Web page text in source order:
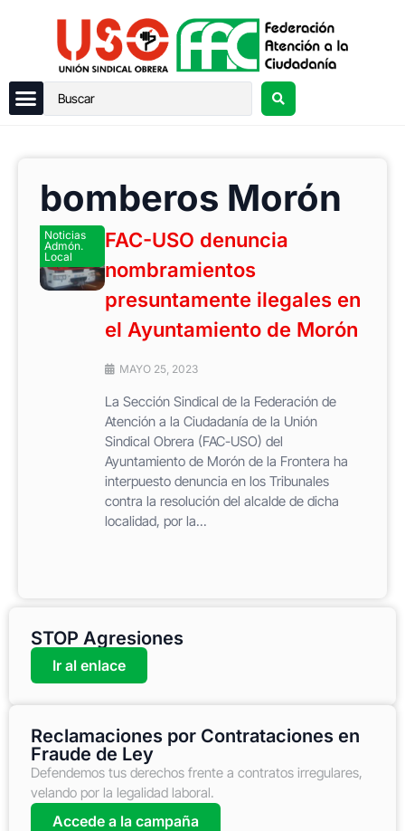
bomberos Morón
Noticias
Admón.
Local
FAC-USO denuncia
nombramientos
presuntamente ilegales en
el Ayuntamiento de Morón
MAYO 25, 2023
La Sección Sindical de la Federación de
Atención a la Ciudadanía de la Unión
Sindical Obrera (FAC-USO) del
Ayuntamiento de Morón de la Frontera ha
interpuesto denuncia en los Tribunales
contra la resolución del alcalde de dicha
localidad, por la...
STOP Agresiones
Ir al enlace
Reclamaciones por Contrataciones en
Fraude de Ley
Defendemos tus derechos frente a contratos irregulares,
velando por la legalidad laboral.
Accede a la campaña